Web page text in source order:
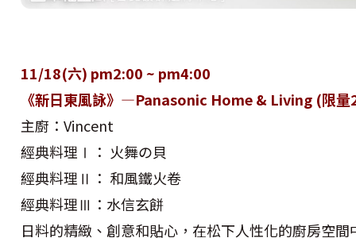
11/18(六) pm2:00 ~ pm4:00
《新日東風詠》—Panasonic Home & Living (限量
主廚：Vincent
經典料理Ⅰ： 火舞の貝
經典料理Ⅱ： 和風鐵火卷
經典料理Ⅲ：水信玄餅
日料的精緻、創意和貼心，在松下人性化的廚房空